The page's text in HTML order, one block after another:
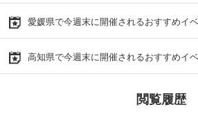
愛媛県で今週末に開催されるおすすめイ
高知県で今週末に開催されるおすすめイ
閲覧履歴